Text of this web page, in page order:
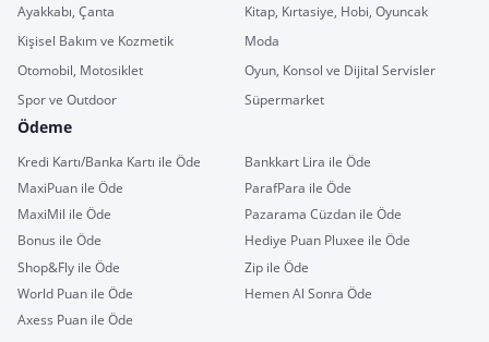
Ayakkabı, Çanta
Kitap, Kırtasiye, Hobi, Oyuncak
Kişisel Bakım ve Kozmetik
Moda
Otomobil, Motosiklet
Oyun, Konsol ve Dijital Servisler
Spor ve Outdoor
Süpermarket
Ödeme
Kredi Kartı/Banka Kartı ile Öde
Bankkart Lira ile Öde
MaxiPuan ile Öde
ParafPara ile Öde
MaxiMil ile Öde
Pazarama Cüzdan ile Öde
Bonus ile Öde
Hediye Puan Pluxee ile Öde
Shop&Fly ile Öde
Zip ile Öde
World Puan ile Öde
Hemen Al Sonra Öde
Axess Puan ile Öde